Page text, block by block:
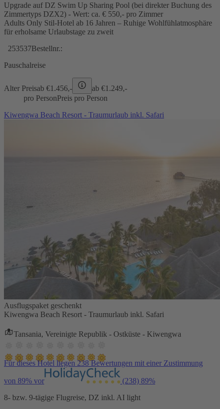
Upgrade auf DZ Swim Up Sharing Pool (bei direkter Buchung des
Zimmertyps DZX2) - Wert: ca. € 550,- pro Zimmer
Adults Only Stil-Hotel ab 16 Jahren – Ruhige Wohlfühlatmosphäre
für erholsame Urlaubstage zu zweit
253537Bestellnr.:
Pauschalreise
Alter Preisab €1.456,- ab €1.249,-
pro PersonPreis pro Person
Kiwengwa Beach Resort - Traumurlaub inkl. Safari
Ausflugspaket geschenkt
Kiwengwa Beach Resort - Traumurlaub inkl. Safari
Tansania, Vereinigte Republik - Ostküste - Kiwengwa
Für dieses Hotel liegen 238 Bewertungen mit einer Zustimmung
von 89% vor (238) 89%
8- bzw. 9-tägige Flugreise, DZ inkl. AI light